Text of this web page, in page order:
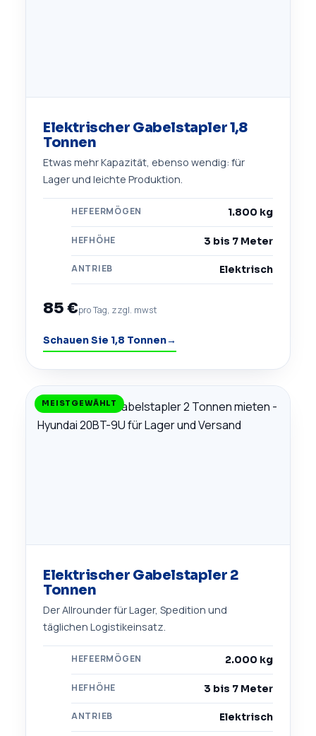
Elektrischer Gabelstapler 1,8
Tonnen
Etwas mehr Kapazität, ebenso wendig: für
Lager und leichte Produktion.
HEFEERMÖGEN 1.800 kg
HEFHÖHE 3 bis 7 Meter
ANTRIEB Elektrisch
85 €pro Tag, zzgl. mwst
Schauen Sie 1,8 Tonnen→
MEISTGEWÄHLT
Elektrischer Gabelstapler 2
Tonnen
Der Allrounder für Lager, Spedition und
täglichen Logistikeinsatz.
HEFEERMÖGEN 2.000 kg
HEFHÖHE 3 bis 7 Meter
ANTRIEB Elektrisch